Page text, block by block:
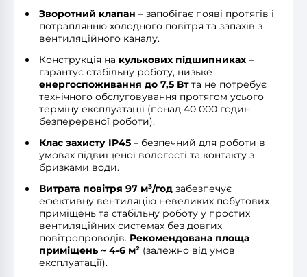
Зворотний клапан – запобігає появі протягів і
потраплянню холодного повітря та запахів з
вентиляційного каналу.
Конструкція на кулькових підшипниках –
гарантує стабільну роботу, низьке
енергоспоживання до 7,5 Втта не потребує
технічного обслуговування протягом усього
терміну експлуатації (понад 40 000 годин
безперервної роботи).
Клас захисту IP45 – безпечний для роботи в
умовах підвищеної вологості та контакту з
бризками води.
Витрата повітря 97 м³/год забезпечує
ефективну вентиляцію невеликих побутових
приміщень та стабільну роботу у простих
вентиляційних системах без довгих
повітропроводів. Рекомендована площа
приміщень ~ 4-6 м² (залежно від умов
експлуатації).